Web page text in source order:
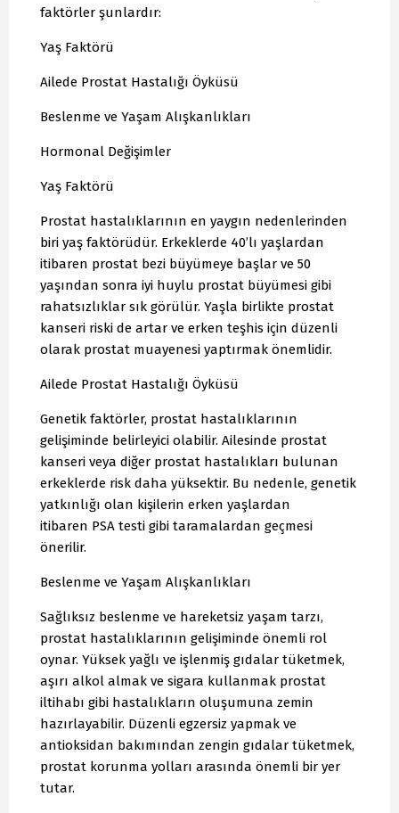
faktörler şunlardır:
Yaş Faktörü
Ailede Prostat Hastalığı Öyküsü
Beslenme ve Yaşam Alışkanlıkları
Hormonal Değişimler
Yaş Faktörü
Prostat hastalıklarının en yaygın nedenlerinden
biri yaş faktörüdür. Erkeklerde 40’lı yaşlardan
itibaren prostat bezi büyümeye başlar ve 50
yaşından sonra iyi huylu prostat büyümesi gibi
rahatsızlıklar sık görülür. Yaşla birlikte prostat
kanseri riski de artar ve erken teşhis için düzenli
olarak prostat muayenesi yaptırmak önemlidir.
Ailede Prostat Hastalığı Öyküsü
Genetik faktörler, prostat hastalıklarının
gelişiminde belirleyici olabilir. Ailesinde prostat
kanseri veya diğer prostat hastalıkları bulunan
erkeklerde risk daha yüksektir. Bu nedenle, genetik
yatkınlığı olan kişilerin erken yaşlardan
itibaren PSA testi gibi taramalardan geçmesi
önerilir.
Beslenme ve Yaşam Alışkanlıkları
Sağlıksız beslenme ve hareketsiz yaşam tarzı,
prostat hastalıklarının gelişiminde önemli rol
oynar. Yüksek yağlı ve işlenmiş gıdalar tüketmek,
aşırı alkol almak ve sigara kullanmak prostat
iltihabı gibi hastalıkların oluşumuna zemin
hazırlayabilir. Düzenli egzersiz yapmak ve
antioksidan bakımından zengin gıdalar tüketmek,
prostat korunma yolları arasında önemli bir yer
tutar.